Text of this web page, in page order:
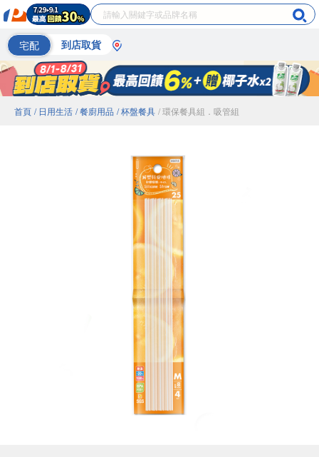
宅配 到店取貨
首頁 / 日用生活 / 餐廚用品 / 杯盤餐具 / 環保餐具組．吸管組